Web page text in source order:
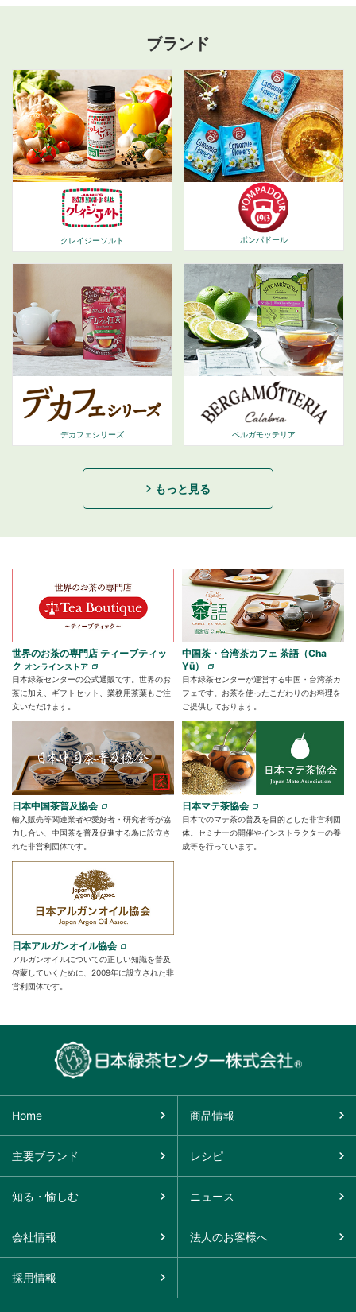
ブランド
クレイジーソルト ポンパドール
デカフェシリーズ ベルガモッテリア
もっと見る
世界のお茶の専門店 ティーブティッ
ク オンラインストア
日本緑茶センターの公式通販です。世界のお
茶に加え、ギフトセット、業務用茶葉もご注
文いただけます。
中国茶・台湾茶カフェ 茶語（Cha
Yū）
日本緑茶センターが運営する中国・台湾茶カ
フェです。お茶を使ったこだわりのお料理を
ご提供しております。
日本中国茶普及協会
輸入販売等関連業者や愛好者・研究者等が協
力し合い、中国茶を普及促進する為に設立さ
れた非営利団体です。
日本マテ茶協会
日本でのマテ茶の普及を目的とした非営利団
体。セミナーの開催やインストラクターの養
成等を行っています。
日本アルガンオイル協会
アルガンオイルについての正しい知識を普及
啓蒙していくために、2009年に設立された非
営利団体です。
Home 商品情報
主要ブランド レシピ
知る・愉しむ ニュース
会社情報 法人のお客様へ
採用情報